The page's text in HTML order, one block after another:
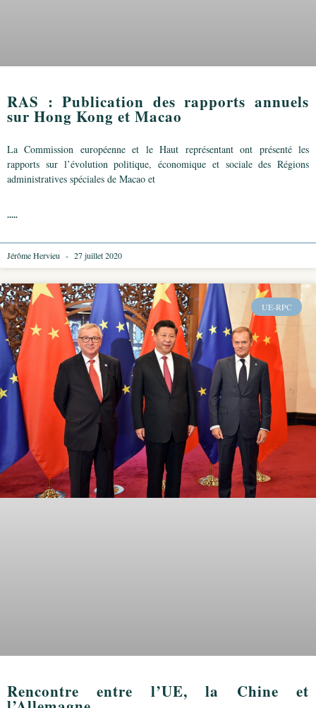
RAS : Publication des rapports annuels
sur Hong Kong et Macao
La Commission européenne et le Haut représentant ont présenté les
rapports sur l’évolution politique, économique et sociale des Régions
administratives spéciales de Macao et
.....
Jérôme Hervieu 27 juillet 2020
UE-RPC
Rencontre entre l’UE, la Chine et